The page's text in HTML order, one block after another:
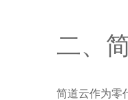
二、
简道云作为零